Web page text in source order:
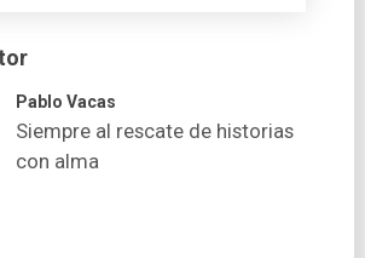
Pablo Vacas
Siempre al rescate de historias
con alma